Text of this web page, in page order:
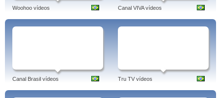
Woohoo vídeos Canal VIVA vídeos
Canal Brasil vídeos Tru TV vídeos